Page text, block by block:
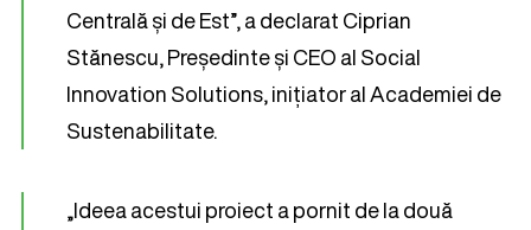
Centrală și de Est”, a declarat Ciprian
Stănescu, Președinte și CEO al Social
Innovation Solutions, inițiator al Academiei de
Sustenabilitate.
„Ideea acestui proiect a pornit de la două